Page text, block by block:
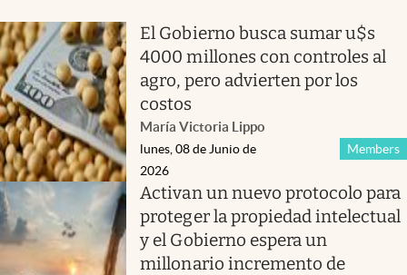
El Gobierno busca sumar u$s
4000 millones con controles al
agro, pero advierten por los
costos
María Victoria Lippo
Members
lunes, 08 de Junio de
2026
Activan un nuevo protocolo para
proteger la propiedad intelectual
y el Gobierno espera un
millonario incremento de